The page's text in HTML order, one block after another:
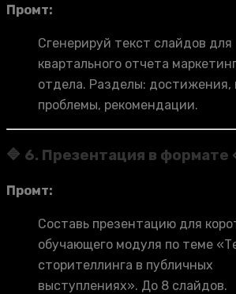
Промт:
Сгенерируй текст слайдов для
квартального отчета
отдела. Разделы: достижения,
проблемы, рекомендации.
🔷 6. Презентация в формате
Промт:
Составь презентацию для
обучающего модуля по теме
сторителлинга в публичных
выступлениях». До 8 слайдов.